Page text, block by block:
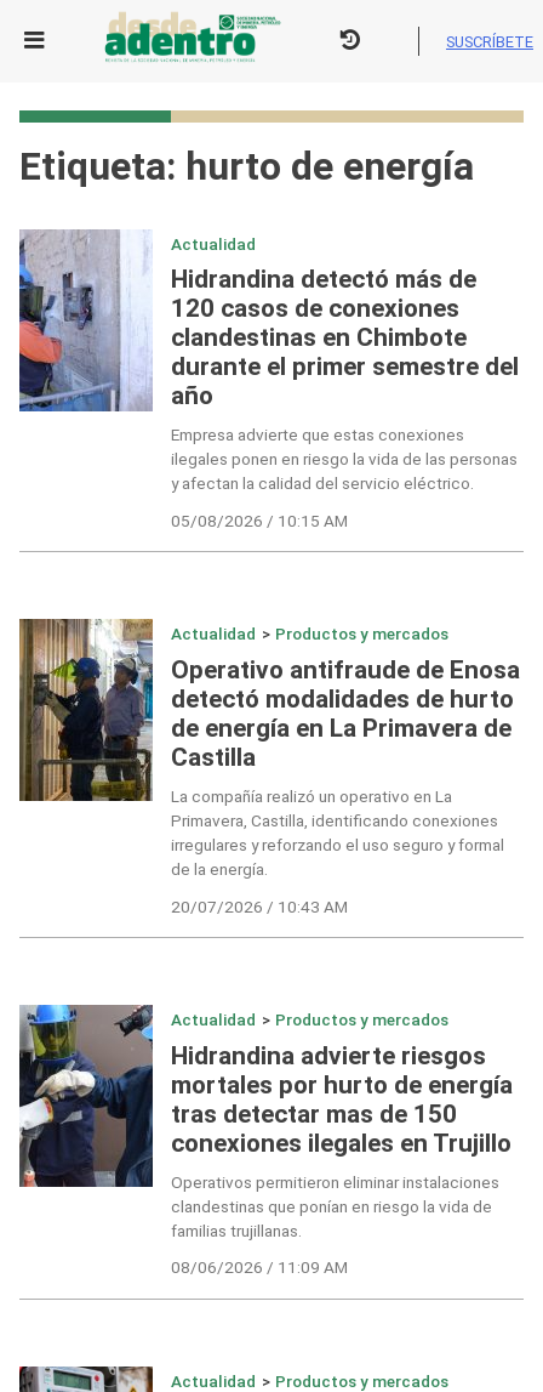
SUSCRÍBETE
Etiqueta: hurto de energía
Actualidad
Hidrandina detectó más de
120 casos de conexiones
clandestinas en Chimbote
durante el primer semestre del
año
Empresa advierte que estas conexiones
ilegales ponen en riesgo la vida de las personas
y afectan la calidad del servicio eléctrico.
05/08/2026 / 10:15 AM
Actualidad > Productos y mercados
Operativo antifraude de Enosa
detectó modalidades de hurto
de energía en La Primavera de
Castilla
La compañía realizó un operativo en La
Primavera, Castilla, identificando conexiones
irregulares y reforzando el uso seguro y formal
de la energía.
20/07/2026 / 10:43 AM
Actualidad > Productos y mercados
Hidrandina advierte riesgos
mortales por hurto de energía
tras detectar mas de 150
conexiones ilegales en Trujillo
Operativos permitieron eliminar instalaciones
clandestinas que ponían en riesgo la vida de
familias trujillanas.
08/06/2026 / 11:09 AM
Actualidad > Productos y mercados